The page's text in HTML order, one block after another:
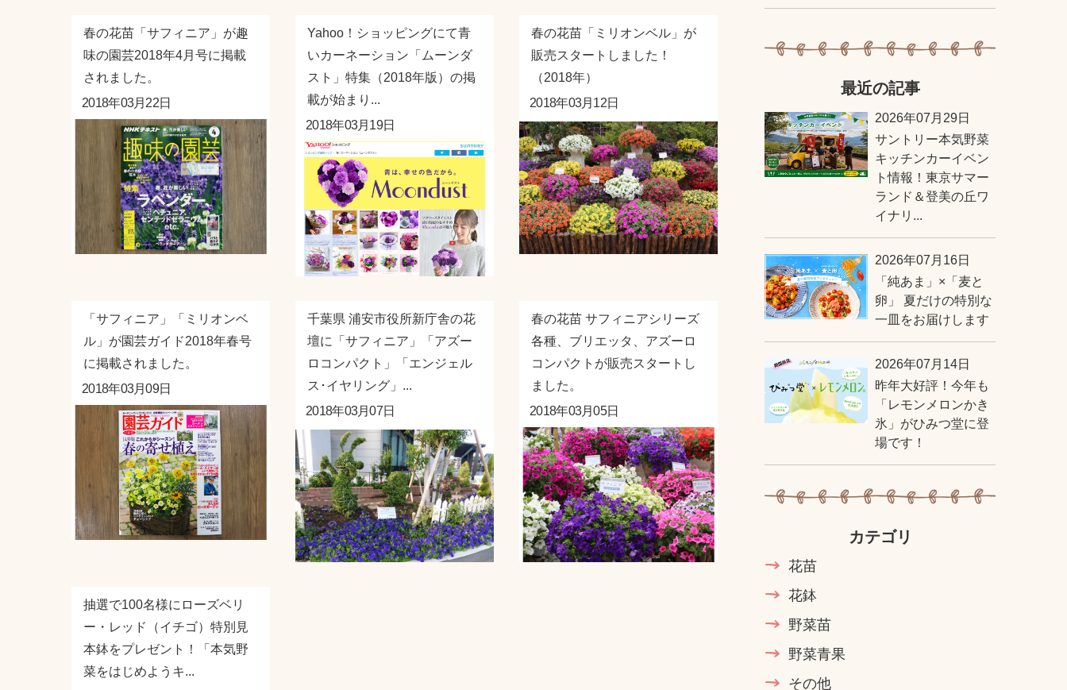
春の花苗「サフィニア」が趣
味の園芸2018年4月号に掲載
されました。
2018年03月22日
Yahoo！ショッピングにて青
いカーネーション「ムーンダ
スト」特集（2018年版）の掲
載が始まり...
2018年03月19日
春の花苗「ミリオンベル」が
販売スタートしました！
（2018年）
2018年03月12日
「サフィニア」「ミリオンベ
ル」が園芸ガイド2018年春号
に掲載されました。
2018年03月09日
千葉県 浦安市役所新庁舎の花
壇に「サフィニア」「アズー
ロコンパクト」「エンジェル
ス･イヤリング」...
2018年03月07日
春の花苗 サフィニアシリーズ
各種、ブリエッタ、アズーロ
コンパクトが販売スタートし
ました。
2018年03月05日
抽選で100名様にローズベリ
ー・レッド（イチゴ）特別見
本鉢をプレゼント！「本気野
菜をはじめようキ...
最近の記事
2026年07月29日
サントリー本気野菜
キッチンカーイベン
ト情報！東京サマー
ランド＆登美の丘ワ
イナリ...
2026年07月16日
「純あま」×「麦と
卵」 夏だけの特別な
一皿をお届けします
2026年07月14日
昨年大好評！今年も
「レモンメロンかき
氷」がひみつ堂に登
場です！
カテゴリ
花苗
花鉢
野菜苗
野菜青果
その他